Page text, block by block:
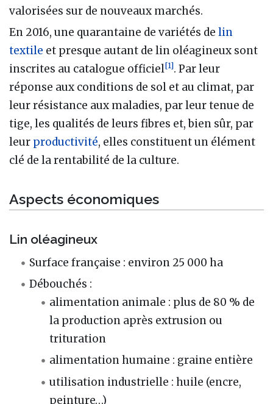
valorisées sur de nouveaux marchés.
En 2016, une quarantaine de variétés de lin
textile et presque autant de lin oléagineux sont
inscrites au catalogue officiel[1]. Par leur
réponse aux conditions de sol et au climat, par
leur résistance aux maladies, par leur tenue de
tige, les qualités de leurs fibres et, bien sûr, par
leur productivité, elles constituent un élément
clé de la rentabilité de la culture.
Aspects économiques
Lin oléagineux
Surface française : environ 25 000 ha
Débouchés :
alimentation animale : plus de 80 % de
la production après extrusion ou
trituration
alimentation humaine : graine entière
utilisation industrielle : huile (encre,
peinture…)